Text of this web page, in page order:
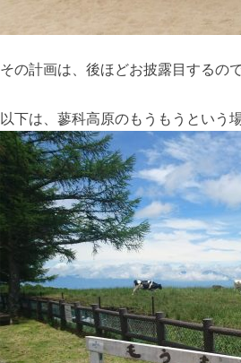
その計画は、後ほどお披露目するの
以下は、蓼科高原のもうもうという